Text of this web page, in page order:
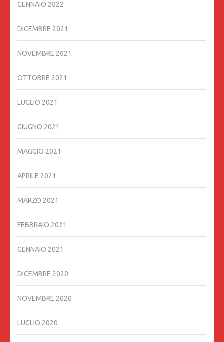
GENNAIO 2022
DICEMBRE 2021
NOVEMBRE 2021
OTTOBRE 2021
LUGLIO 2021
GIUGNO 2021
MAGGIO 2021
APRILE 2021
MARZO 2021
FEBBRAIO 2021
GENNAIO 2021
DICEMBRE 2020
NOVEMBRE 2020
LUGLIO 2020